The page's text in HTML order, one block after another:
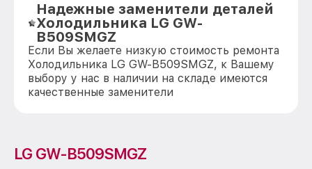
Надежные заменители деталей
Холодильника LG GW-
B509SMGZ
Если Вы желаете низкую стоимость ремонта
Холодильника LG GW-B509SMGZ, к Вашему
выбору у нас в наличии на складе имеются
качественные заменители
LG GW-B509SMGZ